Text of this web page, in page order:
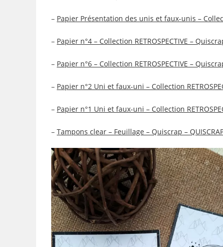
– Papier Présentation des unis et faux-unis –
– Papier n°4 – Collection RETROSPECTIVE –
– Papier n°6 – Collection RETROSPECTIVE –
– Papier n°2 Uni et faux-uni – Collection
– Papier n°1 Uni et faux-uni – Collection
– Tampons clear – Feuillage – Quiscrap –